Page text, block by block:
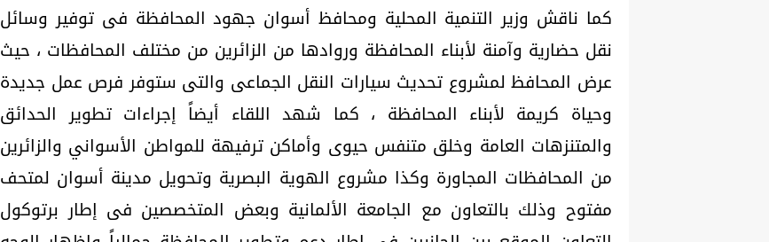
كما ناقش وزير التنمية المحلية ومحافظ أسوان جهود المحافظة فى توفير وسائل
نقل حضارية وآمنة لأبناء المحافظة وروادها من الزائرين من مختلف المحافظات ، حيث
عرض المحافظ لمشروع تحديث سيارات النقل الجماعى والتى ستوفر فرص عمل جديدة
وحياة كريمة لأبناء المحافظة ، كما شهد اللقاء أيضاً إجراءات تطوير الحدائق
والمتنزهات العامة وخلق متنفس حيوى وأماكن ترفيهة للمواطن الأسواني والزائرين
من المحافظات المجاورة وكذا مشروع الهوية البصرية وتحويل مدينة أسوان لمتحف
مفتوح وذلك بالتعاون مع الجامعة الألمانية وبعض المتخصصين فى إطار برتوكول